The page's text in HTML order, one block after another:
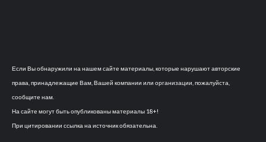
Если Вы обнаружили на нашем сайте материалы, которые нарушают авторские
права, принадлежащие Вам, Вашей компании или организации, пожалуйста,
сообщите нам.
На сайте могут быть опубликованы материалы 18+!
При цитировании ссылка на источник обязательна.